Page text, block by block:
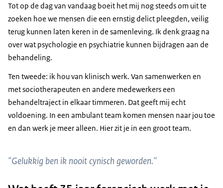
Tot op de dag van vandaag boeit het mij nog steeds om uit te
zoeken hoe we mensen die een ernstig delict pleegden, veilig
terug kunnen laten keren in de samenleving. Ik denk graag na
over wat psychologie en psychiatrie kunnen bijdragen aan de
behandeling.
Ten tweede: ik hou van klinisch werk. Van samenwerken en
met sociotherapeuten en andere medewerkers een
behandeltraject in elkaar timmeren. Dat geeft mij echt
voldoening. In een ambulant team komen mensen naar jou toe
en dan werk je meer alleen. Hier zit je in een groot team.
"Gelukkig ben ik nooit cynisch geworden."